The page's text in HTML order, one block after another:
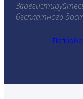
бесплатного